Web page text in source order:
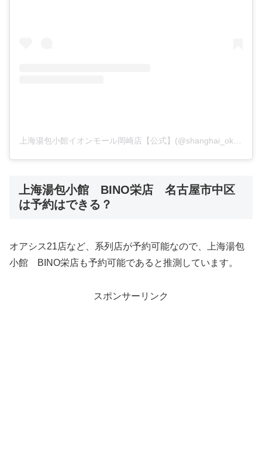
上海湯包小館 BINO栄店 名古屋市中区
は予約はできる？
オアシス21店など、系列店が予約可能なので、上海湯包
小館 BINO栄店も予約可能であると推測しています。
スポンサーリンク